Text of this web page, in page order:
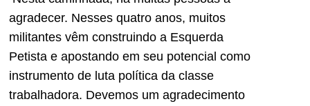
agradecer. Nesses quatro anos, muitos
militantes vêm construindo a Esquerda
Petista e apostando em seu potencial como
instrumento de luta política da classe
trabalhadora. Devemos um agradecimento